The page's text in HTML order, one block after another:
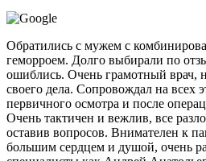
Обратились с мужем с
геморроем. Долго выбирали по
ошиблись. Очень грамотный врач,
своего дела. Сопровождал на всех
первичного осмотра и после
Очень тактичен и вежлив, все
оставив вопросов. Внимателен к
большим сердцем и душой, очень